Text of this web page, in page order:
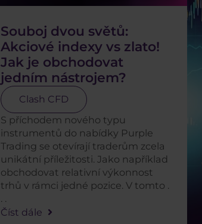
Souboj dvou světů:
Akciové indexy vs zlato!
Jak je obchodovat
jedním nástrojem?
Clash CFD
S příchodem nového typu
instrumentů do nabídky Purple
Trading se otevírají traderům zcela
unikátní příležitosti. Jako například
obchodovat relativní výkonnost
trhů v rámci jedné pozice. V tomto .
Číst dále